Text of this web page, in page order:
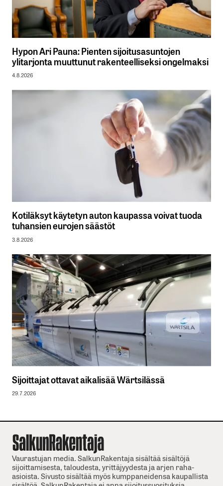
Hypon Ari Pauna: Pienten sijoitusasuntojen
ylitarjonta muuttunut rakenteelliseksi ongelmaksi
4.8.2026
Kotiläksyt käytetyn auton kaupassa voivat tuoda
tuhansien eurojen säästöt
3.8.2026
Sijoittajat ottavat aikalisää Wärtsilässä
29.7.2026
Vaurastujan media. SalkunRakentaja sisältää sisältöjä
sijoittamisesta, taloudesta, yrittäjyydesta ja arjen raha-
asioista. Sivusto sisältää myös kumppaneidensa kaupallista